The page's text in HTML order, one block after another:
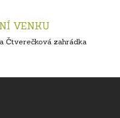
VENKU
Čtverečková zahrádka